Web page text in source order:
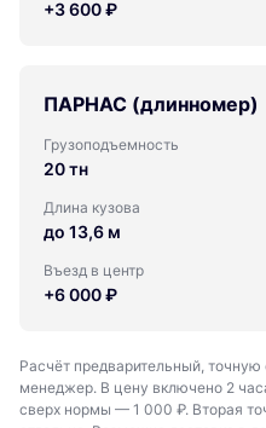
+3 600 ₽
ПАРНАС (длинномер)
Грузоподъемность
20 тн
Длина кузова
до 13,6 м
Въезд в центр
+6 000 ₽
Расчёт предварительный,
менеджер. В цену включено 2
сверх нормы — 1 000 ₽. Вторая